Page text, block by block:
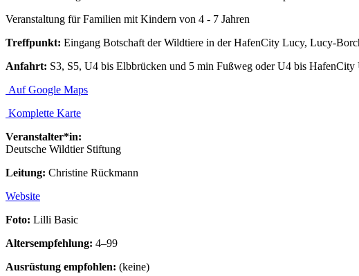
Veranstaltung für Familien mit Kindern von 4 - 7 Jahren
Treffpunkt: Eingang Botschaft der Wildtiere in der HafenCity Lucy, Lucy-
Anfahrt: S3, S5, U4 bis Elbbrücken und 5 min Fußweg oder U4 bis
Auf Google Maps
Komplette Karte
Veranstalter*in:
Deutsche Wildtier Stiftung
Leitung: Christine Rückmann
Website
Foto: Lilli Basic
Altersempfehlung: 4–99
Ausrüstung empfohlen: (keine)